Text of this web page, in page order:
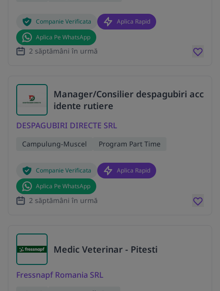
Companie Verificata
Aplica Rapid
Aplica Pe WhatsApp
2 săptămâni în urmă
Manager/Consilier despagubiri acc
idente rutiere
DESPAGUBIRI DIRECTE SRL
Campulung-Muscel Program Part Time
Companie Verificata
Aplica Rapid
Aplica Pe WhatsApp
2 săptămâni în urmă
Medic Veterinar - Pitesti
Fressnapf Romania SRL